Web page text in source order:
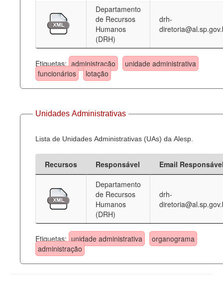
Departamento
de Recursos
Humanos
(DRH)
drh-
Etiquetas: administração
unidade administrativa
funcionários
lotação
Unidades Administrativas
Lista de Unidades Administrativas (UAs) da Alesp.
Recursos Responsável
Email
Departamento
de Recursos
Humanos
(DRH)
drh-
Etiquetas: unidade administrativa
organograma
administração